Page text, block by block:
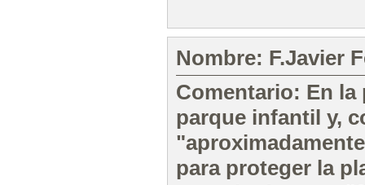
Nombre: F.Javier
Comentario: En la
parque infantil y,
para proteger la